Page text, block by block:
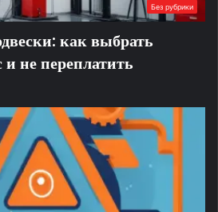
Без рубрики
как выбрать
не переплатить